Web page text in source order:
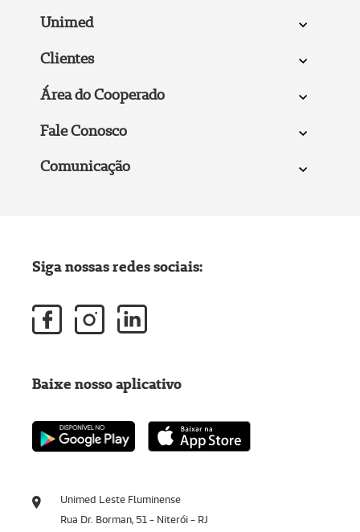
Unimed
Clientes
Área do Cooperado
Fale Conosco
Comunicação
Unimed Leste Fluminense
Rua Dr. Borman, 51 - Niterói - RJ
Siga nossas redes sociais:
Baixe nosso aplicativo